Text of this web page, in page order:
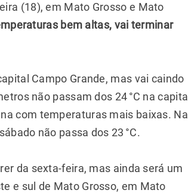
(18), em Mato Grosso e Mato
bem altas, vai terminar
Campo Grande, mas vai caindo
não passam dos 24 °C na capital
com temperaturas mais baixas. Na
não passa dos 23 °C.
da sexta-feira, mas ainda será um
e sul de Mato Grosso, em Mato